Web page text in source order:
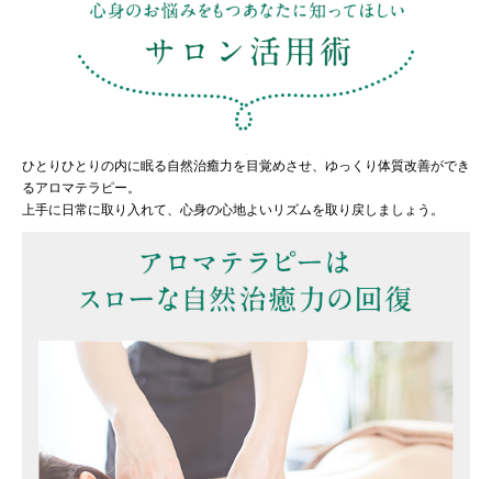
ひとりひとりの内に眠る自然治癒力を目覚めさせ、ゆっくり体質改善ができ
るアロマテラピー。
上手に日常に取り入れて、心身の心地よいリズムを取り戻しましょう。